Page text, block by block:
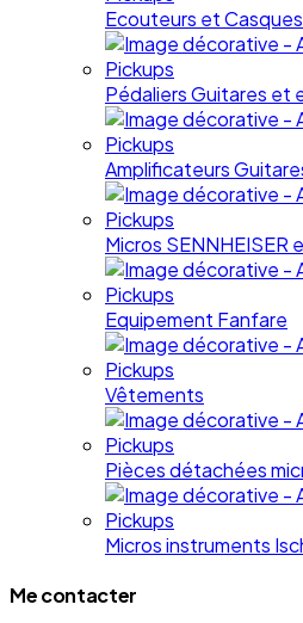
Ecouteurs et Casques
Pédaliers Guitares et
Amplificateurs
Micros SENNHEISER
Equipement Fanfare
Vêtements
Pièces détachées
Micros instruments
Me contacter